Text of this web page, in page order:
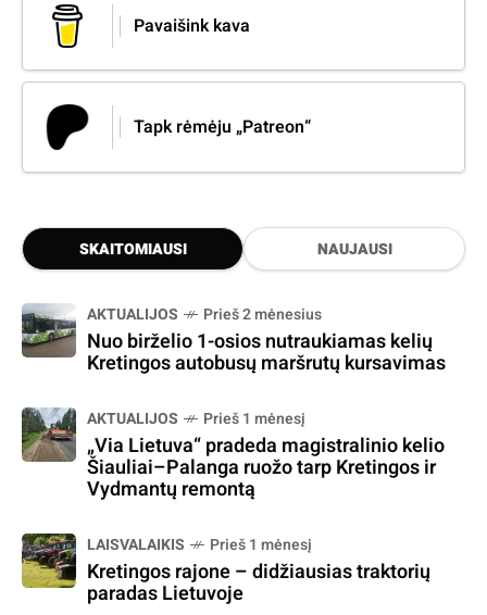
Pavaišink kava
Tapk rėmėju „Patreon“
SKAITOMIAUSI NAUJAUSI
AKTUALIJOS Prieš 2 mėnesius
Nuo birželio 1-osios nutraukiamas kelių
Kretingos autobusų maršrutų kursavimas
AKTUALIJOS Prieš 1 mėnesį
„Via Lietuva“ pradeda magistralinio kelio
Šiauliai–Palanga ruožo tarp Kretingos ir
Vydmantų remontą
LAISVALAIKIS Prieš 1 mėnesį
Kretingos rajone – didžiausias traktorių
paradas Lietuvoje